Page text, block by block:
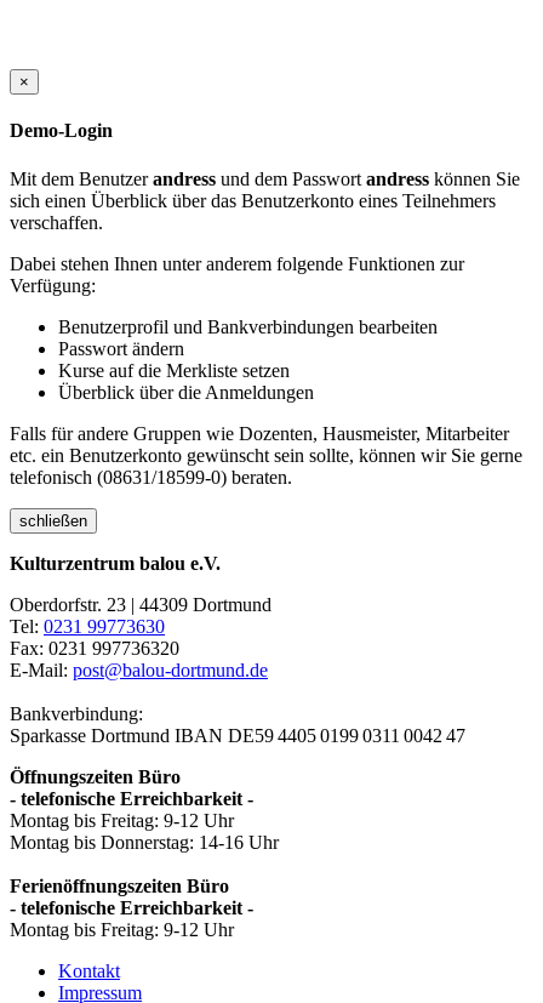
×
Demo-Login
Mit dem Benutzerandress und dem Passwort andress können Sie
sich einen Überblick über das Benutzerkonto eines Teilnehmers
verschaffen.
Dabei stehen Ihnen unter anderem folgende Funktionen zur
Verfügung:
Benutzerprofil und Bankverbindungen bearbeiten
Passwort ändern
Kurse auf die Merkliste setzen
Überblick über die Anmeldungen
Falls für andere Gruppen wie Dozenten, Hausmeister, Mitarbeiter
etc. ein Benutzerkonto gewünscht sein sollte, können wir Sie gerne
telefonisch (08631/18599-0) beraten.
schließen
Kulturzentrum balou e.V.
Oberdorfstr. 23 | 44309 Dortmund
Tel: 0231 99773630
Fax: 0231 997736320
E-Mail: post@balou-dortmund.de
Bankverbindung:
Sparkasse Dortmund IBAN DE59 4405 0199 0311 0042 47
Öffnungszeiten Büro
- telefonische Erreichbarkeit -
Montag bis Freitag: 9-12 Uhr
Montag bis Donnerstag: 14-16 Uhr
Ferienöffnungszeiten Büro
- telefonische Erreichbarkeit -
Montag bis Freitag: 9-12 Uhr
Kontakt
Impressum